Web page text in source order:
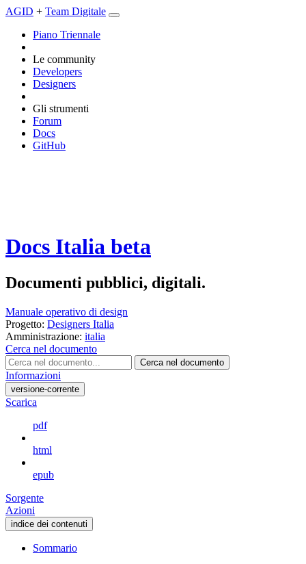
AGID + Team Digitale
Piano Triennale
Le community
Developers
Designers
Gli strumenti
Forum
Docs
GitHub
Docs Italia beta
Documenti pubblici, digitali.
Manuale operativo di design
Progetto: Designers Italia
Amministrazione: italia
Cerca nel documento
Cerca nel documento
Informazioni
versione-corrente
Scarica
pdf
html
epub
Sorgente
Azioni
indice dei contenuti
Sommario